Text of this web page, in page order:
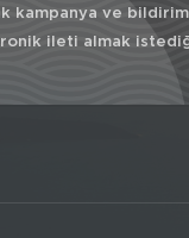
kampanya ve
ileti almak